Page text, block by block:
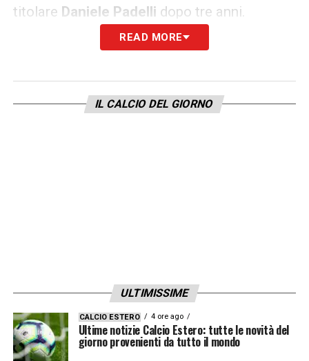
titolare Daniele Padelli dopo tre anni.
Una situazione comunque provvisoria, visto
READ MORE
IL CALCIO DEL GIORNO
ULTIMISSIME
CALCIO ESTERO 4 ore ago
Ultime notizie Calcio Estero: tutte le novità del
giorno provenienti da tutto il mondo